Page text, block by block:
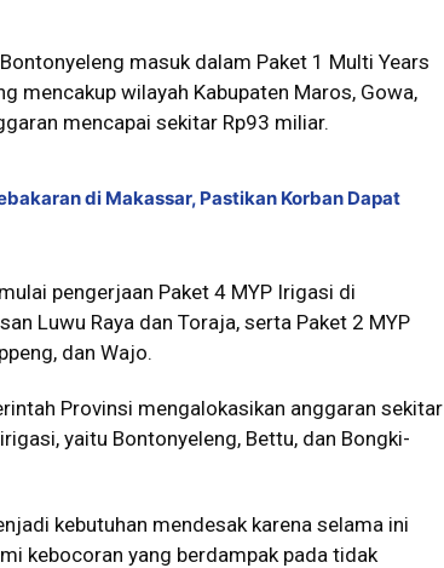
masuk dalam Paket 1 Multi Years
mencakup wilayah Kabupaten Maros, Gowa,
mencapai sekitar Rp93 miliar.
di Makassar, Pastikan Korban Dapat
pengerjaan Paket 4 MYP Irigasi di
Luwu Raya dan Toraja, serta Paket 2 MYP
dan Wajo.
Provinsi mengalokasikan anggaran sekitar
yaitu Bontonyeleng, Bettu, dan Bongki-
kebutuhan mendesak karena selama ini
kebocoran yang berdampak pada tidak